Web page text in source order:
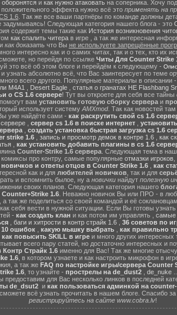
оборонятся и как нужно атаковать на соперника. Хочу
положительного эффекта нужно всё это применять на
1.6 . Так же все ваши партнёры по команде должны
Следующая категория нашего блога - это
содержит темы такие как История возникновения
как спалить читера в игре , а так же интересная
как доказать что Вы не используете запрещённые
интересно как и о самих читах, так и о тех, кто их
но перейдя по ссылке Читы Для Counter Strike
это всё об этом блоге и перейдём к следующему -
узнать абсолютно всё, что Вас заинтересует по теме
всего другого. Популярные материалы в описании -
M4A1 Desert Eagle статья о гранатах HE Flashbang
о CS 1.6 сервере! Тут вы откроете для себя все тайны
помогут вам установить готовую сборку сервера и
использует систему AMXmod. Так как новостей
уже найдёте сами - как раскрутить свой cs 1.6
сервер cs 1.6 в поиске интернет
, создать установка быстрая загрузка cs 1.6
strike 1.6
запись и просмотр демок в контре 1.6 как
, как установить добавить плагины в cs 1.6
Counter-Strike 1.6 сервера . Следующая тема в
про контру, самые популярные отмазки игроков
и ответы отцов в Counter Strike 1.6 как
как и для любителей новичков , так и для
и вспомнить былое, ну а новички найдут полезную
своих планов. Следующая категория нашего
1.6. Неважно новичок Вы или ПРО - в
а так же поделиться со своей командой и её
себя вести в нужной ситуации. Если Вы готовы
- как создать клан и как потом им управлять , самые
баги и хитрости в контр страйк 1.6 36 советов по
10 ошибок, какую мышку выбрать, как правильно
как повысить SKILL в игреи много других интересных
всего пару статей, но достаточно интересных и
Контр Страйк 1.6именно для Вас! Так же многие
1.6, в котором узнаете и как настроить микрофон в
а так же FAQ по настройке игры/сервера Counter
1.6, то узнайте - прострелы на de_dust2, de_nuke
для Вас несколько линков в последней
de_dsut2и как пользоваться админкой на
всё узнать прочитать в нашем блоге. Спасибо
регистрируйтесь на сайте www.cobra.lv!